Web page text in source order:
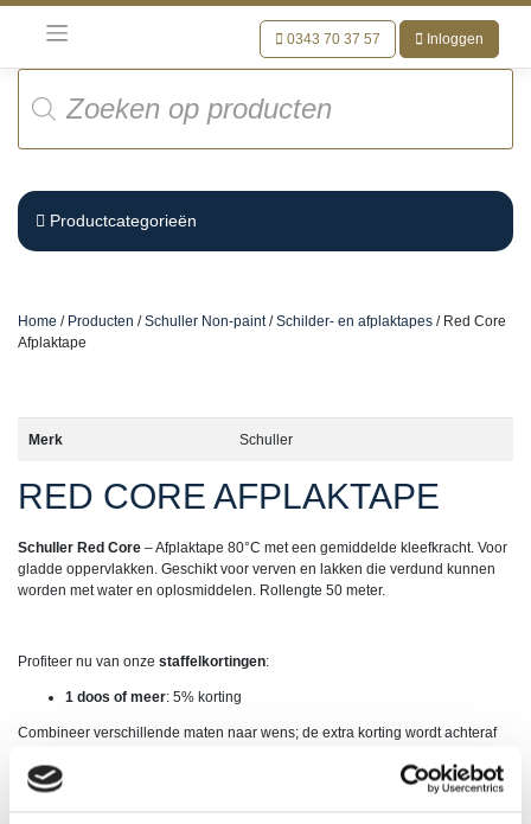
0343 70 37 57 Inloggen
Producten
Productcategorieën
Home / Producten /Schuller Non-paint/Schilder- en afplaktapes / Red Core
Afplaktape
Merk Schuller
RED CORE AFPLAKTAPE
Schuller Red Core – Afplaktape 80°C met een gemiddelde kleefkracht. Voor
gladde oppervlakken. Geschikt voor verven en lakken die verdund kunnen
worden met water en oplosmiddelen. Rollengte 50 meter.
Profiteer nu van onze staffelkortingen:
1 doos of meer: 5% korting
Combineer verschillende maten naar wens; de extra korting wordt achteraf
Doos 18 mm. is 48 stuks